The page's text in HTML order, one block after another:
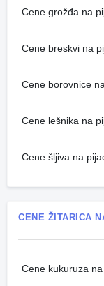
Cene grožđa na
Cene breskvi na
Cene borovnice
Cene lešnika na
Cene šljiva na
CENE ŽITARICA
Cene kukuruza